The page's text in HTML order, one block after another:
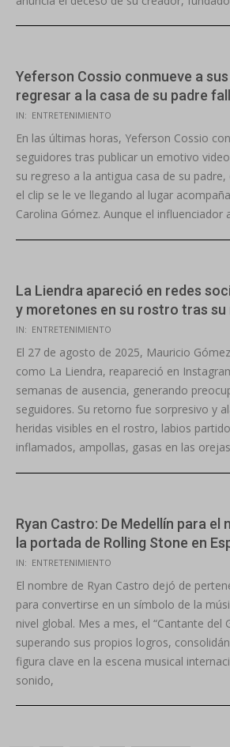
Yeferson Cossio conmueve a
regresar a la casa de su padre
2025-
09-
02
IN: ENTRETENIMIENTO
En las últimas horas, Yeferson Cossio
seguidores tras publicar un emotivo
su regreso a la antigua casa de su padre,
el clip se le ve llegando al lugar
Carolina Gómez. Aunque el influenciador
La Liendra apareció en redes
y moretones en su rostro tras
2025-
08-
28
IN: ENTRETENIMIENTO
El 27 de agosto de 2025, Mauricio
como La Liendra, reapareció en
semanas de ausencia, generando
seguidores. Su retorno fue sorpresivo y
heridas visibles en el rostro, labios
inflamados, ampollas, gasas en las
Ryan Castro: De Medellín para el
la portada de Rolling Stone en
2025-
08-
IN: ENTRETENIMIENTO
El nombre de Ryan Castro dejó de
para convertirse en un símbolo de la
nivel global. Mes a mes, el “Cantante del
superando sus propios logros,
figura clave en la escena musical
sonido,